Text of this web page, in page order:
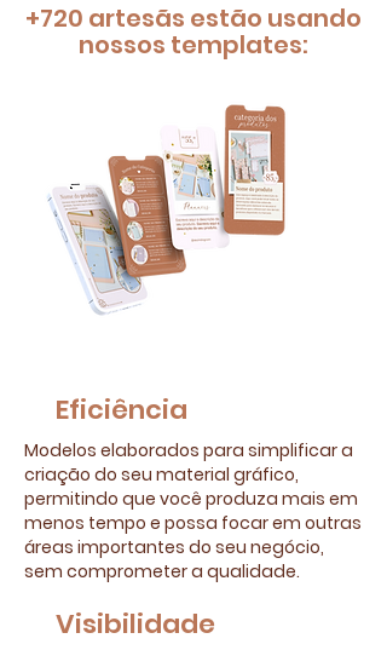
+720 artesãs estão usando
nossos templates:​
Eficiência​
Modelos elaborados para simplificar a
criação do seu material gráfico,
permitindo que você produza mais em
menos tempo e possa focar em outras
áreas importantes do seu negócio,
sem comprometer a qualidade.​
Visibilidade